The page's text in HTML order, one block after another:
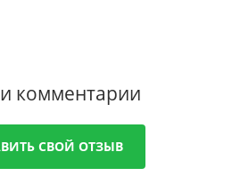
комментарии
СВОЙ ОТЗЫВ